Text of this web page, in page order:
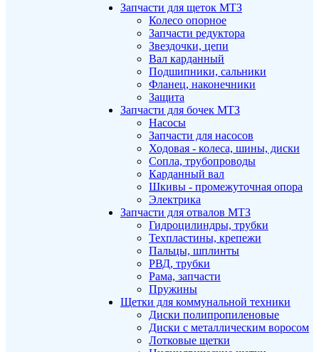
Запчасти для щеток МТЗ
Колесо опорное
Запчасти редуктора
Звездочки, цепи
Вал карданный
Подшипники, сальники
Фланец, наконечники
Защита
Запчасти для бочек МТЗ
Насосы
Запчасти для насосов
Ходовая - колеса, шины, диски
Сопла, трубопроводы
Карданный вал
Шкивы - промежуточная опора
Электрика
Запчасти для отвалов МТЗ
Гидроцилиндры, трубки
Техпластины, крепежи
Пальцы, шплинты
РВД, трубки
Рама, запчасти
Пружины
Щетки для коммунальной техники
Диски полипропиленовые
Диски с металлическим воросом
Лотковые щетки